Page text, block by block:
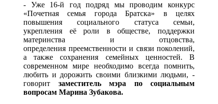
- Уже 16-й год подряд мы проводим конкурс
«Почетная семья города Братска» в целях
повышения социального статуса семьи,
укрепления её роли в обществе, поддержки
материнства и отцовства,
определения преемственности и связи поколений,
а также сохранения семейных ценностей. В
современном мире необходимо всегда помнить,
любить и дорожить своими близкими людьми, -
говорит заместитель мэра по социальным
вопросам Марина Зубакова.